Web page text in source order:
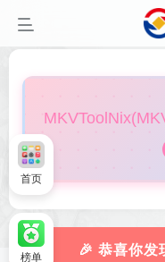
🎉 恭喜你发
首页
榜单